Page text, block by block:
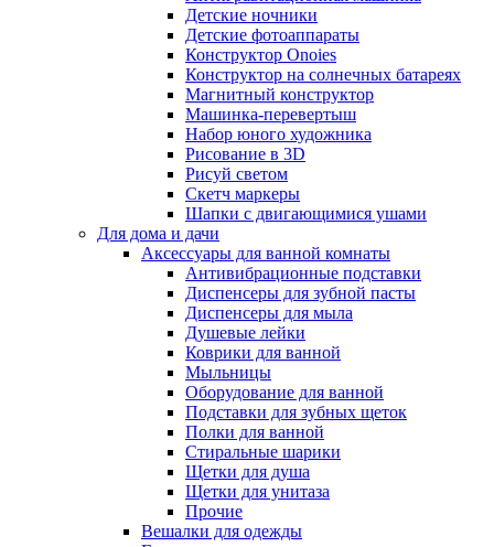
Детские ночники
Детские фотоаппараты
Конструктор Onoies
Конструктор на солнечных батареях
Магнитный конструктор
Машинка-перевертыш
Набор юного художника
Рисование в 3D
Рисуй светом
Скетч маркеры
Шапки с двигающимися ушами
Для дома и дачи
Аксессуары для ванной комнаты
Антивибрационные подставки
Диспенсеры для зубной пасты
Диспенсеры для мыла
Душевые лейки
Коврики для ванной
Мыльницы
Оборудование для ванной
Подставки для зубных щеток
Полки для ванной
Стиральные шарики
Щетки для душа
Щетки для унитаза
Прочие
Вешалки для одежды